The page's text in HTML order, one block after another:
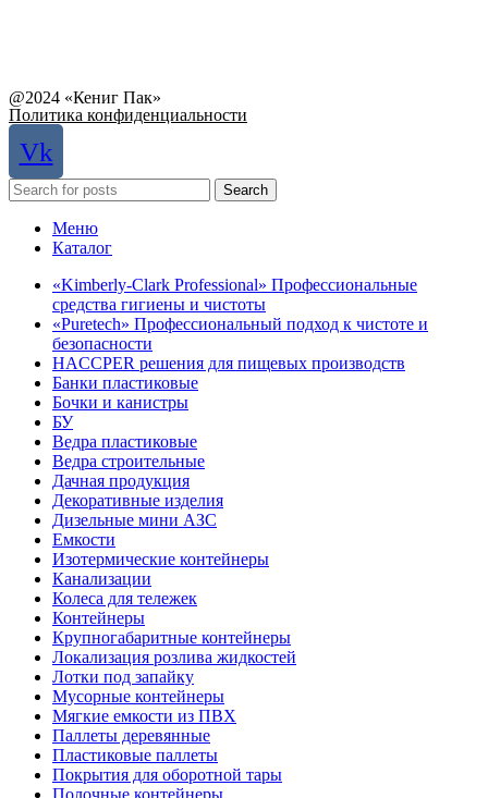
@2024 «Кениг Пак»
Политика конфиденциальности
Vk
Search
Меню
Каталог
«Kimberly-Clark Professional» Профессиональные
средства гигиены и чистоты
«Puretech» Профессиональный подход к чистоте и
безопасности
HACCPER решения для пищевых производств
Банки пластиковые
Бочки и канистры
БУ
Ведра пластиковые
Ведра строительные
Дачная продукция
Декоративные изделия
Дизельные мини АЗС
Емкости
Изотермические контейнеры
Канализации
Колеса для тележек
Контейнеры
Крупногабаритные контейнеры
Локализация розлива жидкостей
Лотки под запайку
Мусорные контейнеры
Мягкие емкости из ПВХ
Паллеты деревянные
Пластиковые паллеты
Покрытия для оборотной тары